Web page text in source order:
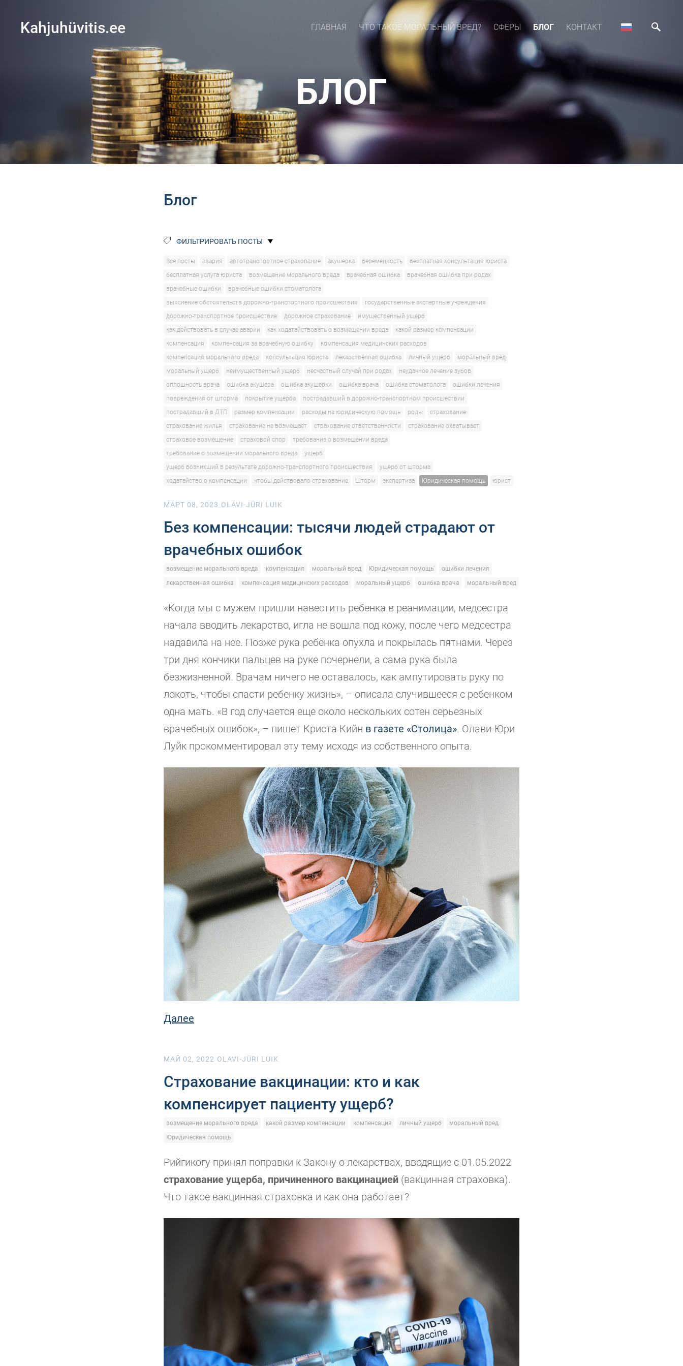
Kahjuhüvitis.ee ГЛАВНАЯ ЧТО ТАКОЕ МОРАЛЬНЫЙ ВРЕД? СФЕРЫ БЛОГ КОНТАКТ
БЛОГ
Блог
ФИЛЬТРИРОВАТЬ ПОСТЫ
Все посты авария автотранспортное страхование акушерка беременность
бесплатная консультация юриста
бесплатная услуга юриста
возмещение морального вреда врачебная ошибка
врачебная ошибка при родах
врачебные ошибки
врачебные ошибки стоматолога
выяснение обстоятельств дорожно-транспортного происшествия
государственные экспертные учреждения
дорожно-транспортное происшествие
дорожное страхование
имущественный ущерб
как действовать в случае аварии
как ходатайствовать о возмещении вреда
какой размер компенсации
компенсация
компенсация за врачебную ошибку
компенсация медицинских расходов
компенсация морального вреда
консультация юриста лекарственная ошибка личный ущерб
моральный вред
моральный ущерб
неимущественный ущерб несчастный случай при родах
неудачное лечение зубов
оплошность врача
ошибка акушера ошибка акушерки ошибка врача ошибка стоматолога
ошибки лечения
повреждения от шторма
покрытие ущерба
пострадавший в дорожно-транспортном происшествии
пострадавший в ДТП
размер компенсации расходы на юридическую помощь роды
страхование
страхование жилья
страхование не возмещает страхование ответственности
страхование охватывает
страховое возмещение
страховой спор
требование о возмещении вреда
требование о возмещении морального вреда
ущерб
ущерб возникший в результате дорожно-транспортного происшествия
ущерб от шторма
ходатайство о компенсации
чтобы действовало страхование Шторм экспертиза Юридическая помощь юрист
МАРТ 08, 2023 OLAVI-JÜRI LUIK
Без компенсации: тысячи людей страдают от
врачебных ошибок
возмещение морального вреда компенсация моральный вред Юридическая помощь
ошибки лечения
лекарственная ошибка
компенсация медицинских расходов моральный ущерб ошибка врача моральный вред
«Когда мы с мужем пришли навестить ребенка в реанимации, медсестра
начала вводить лекарство, игла не вошла под кожу, после чего медсестра
надавила на нее. Позже рука ребенка опухла и покрылась пятнами. Через
три дня кончики пальцев на руке почернели, а сама рука была
безжизненной. Врачам ничего не оставалось, как ампутировать руку по
локоть, чтобы спасти ребенку жизнь», – описала случившееся с ребенком
одна мать. «В год случается еще около нескольких сотен серьезных
врачебных ошибок», – пишет Криста Кийн в газете «Столица». Олави-Юри
Луйк прокомментировал эту тему исходя из собственного опыта.
Далее
МАЙ 02, 2022 OLAVI-JÜRI LUIK
Страхование вакцинации: кто и как
компенсирует пациенту ущерб?
возмещение морального вреда какой размер компенсации компенсация личный ущерб
моральный вред
Юридическая помощь
Рийгикогу принял поправки к Закону о лекарствах, вводящие с 01.05.2022
страхование ущерба, причиненного вакцинацией (вакцинная страховка).
Что такое вакцинная страховка и как она работает?